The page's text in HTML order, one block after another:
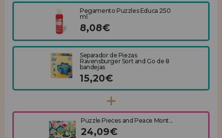
Pegamento Puzzles Educa 250
ml
8,08€
Separador de Piezas
Ravensburger Sort and Go de 8
bandejas
15,20€
Puzzle Pieces and Peace Mont...
24,09€